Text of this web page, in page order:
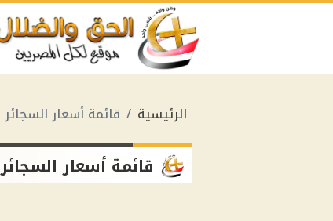
الرئيسية قائمة أسعار السجائر
قائمة أسعار السجائر